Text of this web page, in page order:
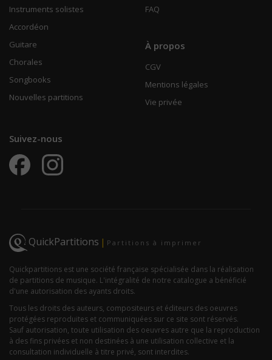
Instruments solistes
Accordéon
Guitare
Chorales
Songbooks
Nouvelles partitions
FAQ
À propos
CGV
Mentions légales
Vie privée
Suivez-nous
QuickPartitions | Partitions à imprimer
Quickpartitions est une société française spécialisée dans la réalisation
de partitions de musique. L'intégralité de notre catalogue a bénéficié
d'une autorisation des ayants droits.
Tous les droits des auteurs, compositeurs et éditeurs des oeuvres
protégées reproduites et communiquées sur ce site sont réservés.
Sauf autorisation, toute utilisation des oeuvres autre que la reproduction
à des fins privées et non destinées à une utilisation collective et la
consultation individuelle à titre privé, sont interdites.